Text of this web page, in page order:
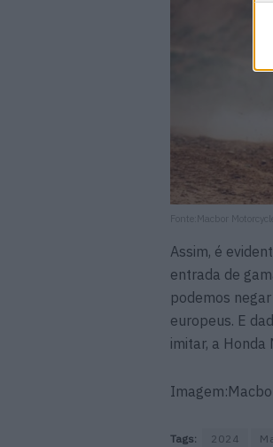
Fonte:Macbor
Assim, é
entrada de
podemos
europeus. E
imitar, a Honda
Tags: 2024